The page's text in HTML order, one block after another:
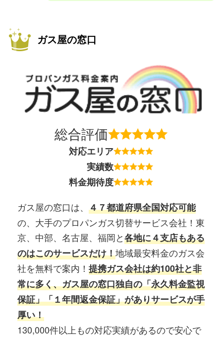
ガス屋の窓口
総合評価
対応エリア
実績数
料金期待度
ガス屋の窓口は、 ４７都道府県全国対応可能
の、大手のプロパンガス切替サービス会社！東
京、中部、名古屋、福岡と各地に４支店もある
のはこのサービスだけ！地域最安料金のガス会
社を無料で案内！ 提携ガス会社は約100社と非
常に多く、ガス屋の窓口独自の「永久料金監視
保証」「１年間返金保証」がありサービスが手
厚い！
130,000件以上もの対応実績があるので安心で